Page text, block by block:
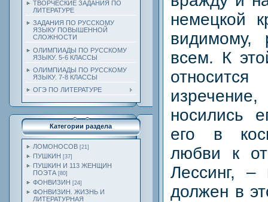
ТВОРЧЕСКИЕ ЗАДАНИЯ ПО
ЛИТЕРАТУРЕ
ЗАДАНИЯ ПО РУССКОМУ
ЯЗЫКУ ПОВЫШЕННОЙ
СЛОЖНОСТИ
ОЛИМПИАДЫ ПО РУССКОМУ
ЯЗЫКУ. 5-6 КЛАССЫ
ОЛИМПИАДЫ ПО РУССКОМУ
ЯЗЫКУ. 7-8 КЛАССЫ
ОГЭ ПО ЛИТЕРАТУРЕ
Категории раздела
ЛОМОНОСОВ [21]
ПУШКИН [37]
ПУШКИН И 113 ЖЕНЩИН
ПОЭТА [80]
ФОНВИЗИН [24]
ФОНВИЗИН. ЖИЗНЬ И
ЛИТЕРАТУРНАЯ
немецкой
видимому,
всем. К
носились
его в
любви к
Лессинг,
должен в